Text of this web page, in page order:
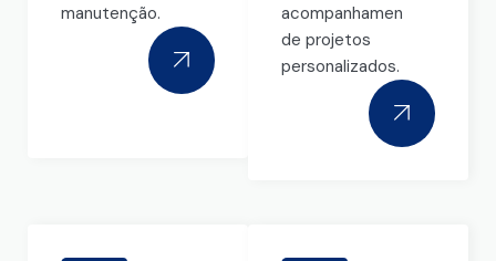
manutenção.
acompanhamento
de projetos
personalizados.